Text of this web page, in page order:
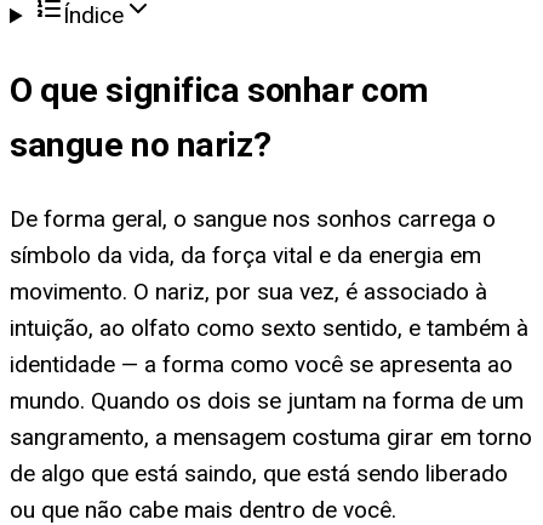
Índice
O que significa sonhar com
sangue no nariz?
De forma geral, o sangue nos sonhos carrega o
símbolo da vida, da força vital e da energia em
movimento. O nariz, por sua vez, é associado à
intuição, ao olfato como sexto sentido, e também à
identidade — a forma como você se apresenta ao
mundo. Quando os dois se juntam na forma de um
sangramento, a mensagem costuma girar em torno
de algo que está saindo, que está sendo liberado
ou que não cabe mais dentro de você.